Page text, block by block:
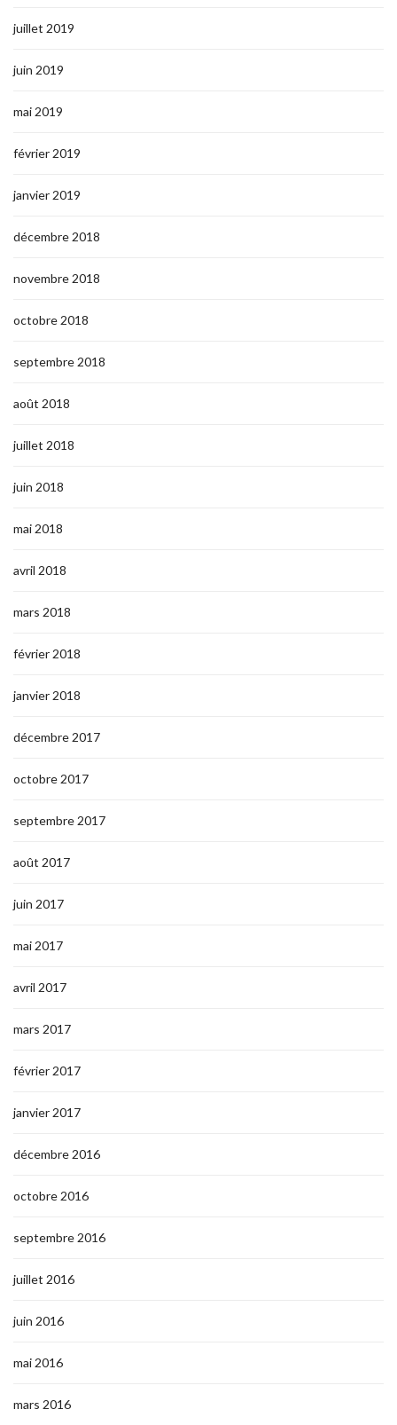
juillet 2019
juin 2019
mai 2019
février 2019
janvier 2019
décembre 2018
novembre 2018
octobre 2018
septembre 2018
août 2018
juillet 2018
juin 2018
mai 2018
avril 2018
mars 2018
février 2018
janvier 2018
décembre 2017
octobre 2017
septembre 2017
août 2017
juin 2017
mai 2017
avril 2017
mars 2017
février 2017
janvier 2017
décembre 2016
octobre 2016
septembre 2016
juillet 2016
juin 2016
mai 2016
mars 2016